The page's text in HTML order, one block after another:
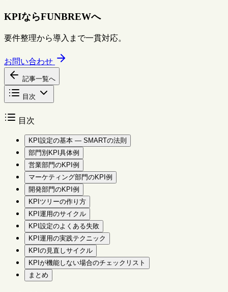
KPIならFUNBREWへ
要件整理から導入まで一貫対応。
お問い合わせ
記事一覧へ
目次
目次
KPI設定の基本 — SMARTの法則
部門別KPI具体例
営業部門のKPI例
マーケティング部門のKPI例
開発部門のKPI例
KPIツリーの作り方
KPI運用のサイクル
KPI設定のよくある失敗
KPI運用の実践テクニック
KPIの見直しサイクル
KPIが機能しない場合のチェックリスト
まとめ